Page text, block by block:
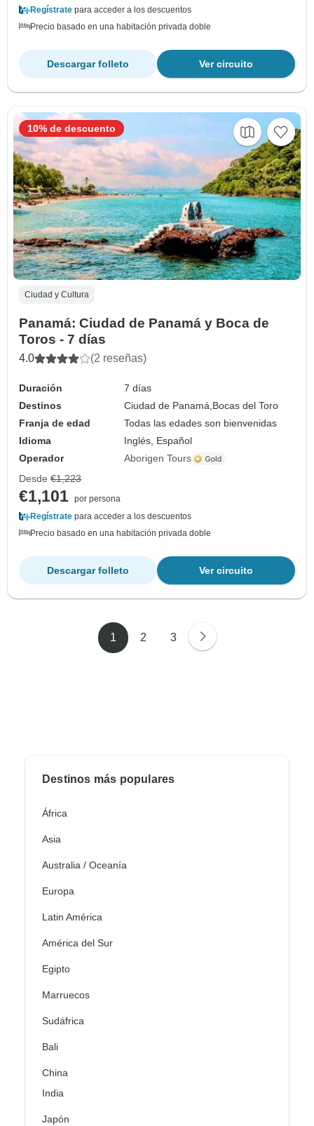
Regístrate para acceder a los descuentos
Precio basado en una habitación privada doble
Ver circuito
Descargar folleto
Ciudad y Cultura
Panamá: Ciudad de Panamá y Boca de
Toros - 7 días
4.0 (2 reseñas)
Duración
7 días
Destinos
Ciudad de Panamá,Bocas del Toro
Franja de edad
Todas las edades son bienvenidas
Idioma
Inglés, Español
Operador
Aborigen Tours
10% de descuento
Desde €1,223
€1,101 por persona
Regístrate para acceder a los descuentos
Precio basado en una habitación privada doble
Ver circuito
Descargar folleto
1 2 3
Destinos más populares
África
Asia
Australia / Oceanía
Europa
Latin América
América del Sur
Egipto
Marruecos
Sudáfrica
Bali
China
India
Japón